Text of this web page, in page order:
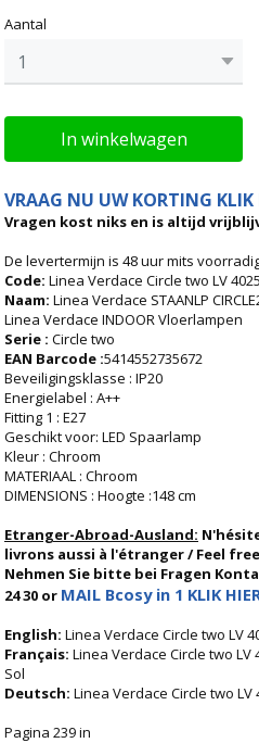
Aantal
In winkelwagen
VRAAG NU UW KORTING
Vragen kost niks en is altijd
De levertermijn is 48 uur mits
Code: Linea Verdace Circle two LV
Naam: Linea Verdace STAANLP
Linea Verdace INDOOR Vloerlampen
Serie : Circle two
EAN Barcode :5414552735672
Beveiligingsklasse : IP20
Energielabel : A++
Fitting 1 : E27
Geschikt voor: LED Spaarlamp
Kleur : Chroom
MATERIAAL : Chroom
DIMENSIONS : Hoogte :148 cm
Etranger-Abroad-Ausland:
livrons aussi à l'étranger / Feel
Nehmen Sie bitte bei Fragen
24 30 or MAIL Bcosy in 1 KLIK
English: Linea Verdace Circle two LV
Français: Linea Verdace Circle two
Sol
Deutsch: Linea Verdace Circle two
Pagina 239 in